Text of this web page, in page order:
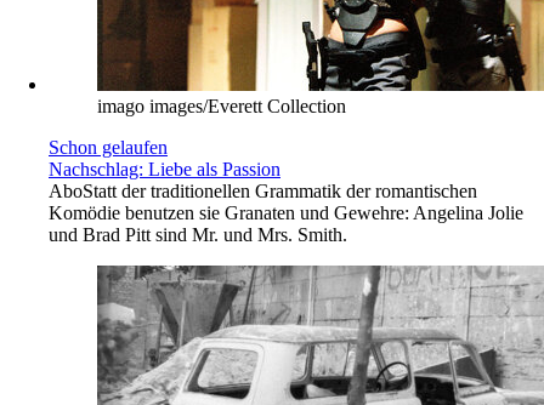
imago images/Everett Collection
Schon gelaufen
Nachschlag: Liebe als Passion
AboStatt der traditionellen Grammatik der romantischen
Komödie benutzen sie Granaten und Gewehre: Angelina Jolie
und Brad Pitt sind Mr. und Mrs. Smith.